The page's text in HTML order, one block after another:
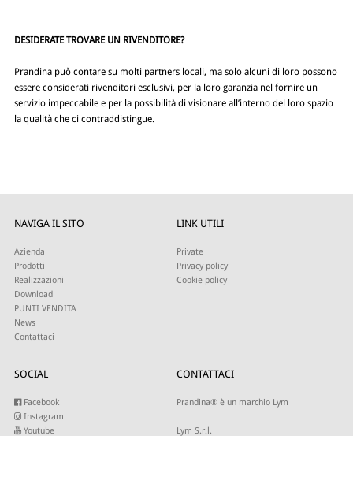
DESIDERATE TROVARE UN RIVENDITORE?
Prandina può contare su molti partners locali, ma solo alcuni di loro possono
essere considerati rivenditori esclusivi, per la loro garanzia nel fornire un
servizio impeccabile e per la possibilità di visionare all’interno del loro spazio
la qualità che ci contraddistingue.
NAVIGA IL SITO
Azienda
Prodotti
Realizzazioni
Download
PUNTI VENDITA
News
Contattaci
LINK UTILI
Private
Privacy policy
Cookie policy
SOCIAL
Facebook
Instagram
Youtube
CONTATTACI
Prandina® è un marchio Lym
Lym S.r.l.